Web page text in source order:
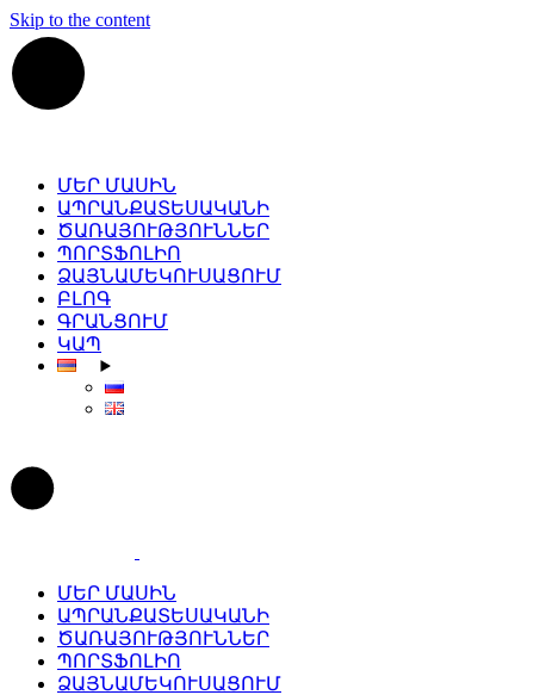
Skip to the content
ՄԵՐ ՄԱՍԻՆ
ԱՊՐԱՆՔԱՏԵՍԱԿԱՆԻ
ԾԱՌԱՅՈՒԹՅՈՒՆՆԵՐ
ՊՈՐՏՖՈԼԻՈ
ՁԱՅՆԱՄԵԿՈՒՍԱՑՈՒՄ
ԲԼՈԳ
ԳՐԱՆՑՈՒՄ
ԿԱՊ
ՄԵՐ ՄԱՍԻՆ
ԱՊՐԱՆՔԱՏԵՍԱԿԱՆԻ
ԾԱՌԱՅՈՒԹՅՈՒՆՆԵՐ
ՊՈՐՏՖՈԼԻՈ
ՁԱՅՆԱՄԵԿՈՒՍԱՑՈՒՄ